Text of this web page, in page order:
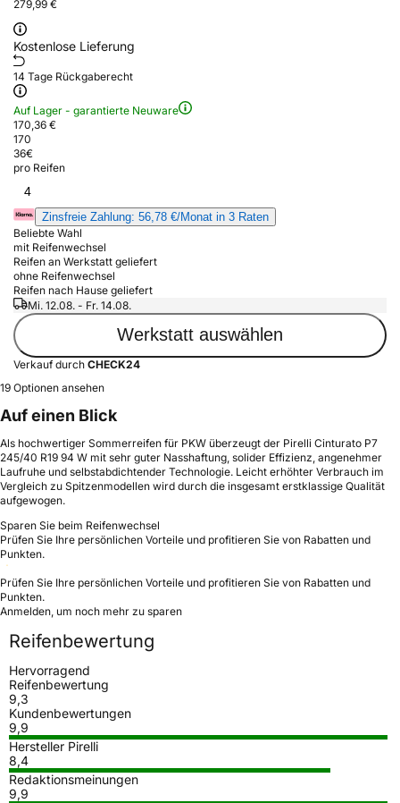
279,99 €
Kostenlose Lieferung
14 Tage Rückgaberecht
Auf Lager - garantierte Neuware
170,36 €
170
36€
pro Reifen
4
Zinsfreie Zahlung: 56,78 €/Monat in 3 Raten
Beliebte Wahl
mit Reifenwechsel
Reifen an Werkstatt geliefert
ohne Reifenwechsel
Reifen nach Hause geliefert
Mi. 12.08. - Fr. 14.08.
Werkstatt auswählen
Verkauf durch CHECK24
19 Optionen ansehen
Auf einen Blick
Als hochwertiger Sommerreifen für PKW überzeugt der Pirelli Cinturato P7
245/40 R19 94 W mit sehr guter Nasshaftung, solider Effizienz, angenehmer
Laufruhe und selbstabdichtender Technologie. Leicht erhöhter Verbrauch im
Vergleich zu Spitzenmodellen wird durch die insgesamt erstklassige Qualität
aufgewogen.
Sparen Sie beim Reifenwechsel
Prüfen Sie Ihre persönlichen Vorteile und profitieren Sie von Rabatten und
Punkten.
Prüfen Sie Ihre persönlichen Vorteile und profitieren Sie von Rabatten und
Punkten.
Anmelden, um noch mehr zu sparen
Reifenbewertung
Hervorragend
Reifenbewertung
9,3
Kundenbewertungen
9,9
Hersteller Pirelli
8,4
Redaktionsmeinungen
9,9